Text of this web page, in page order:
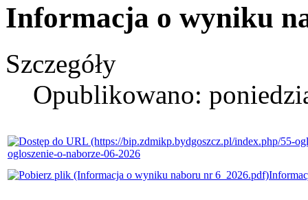
Informacja o wyniku
Szczegóły
Opublikowano:
ogloszenie-o-naborze-06-2026